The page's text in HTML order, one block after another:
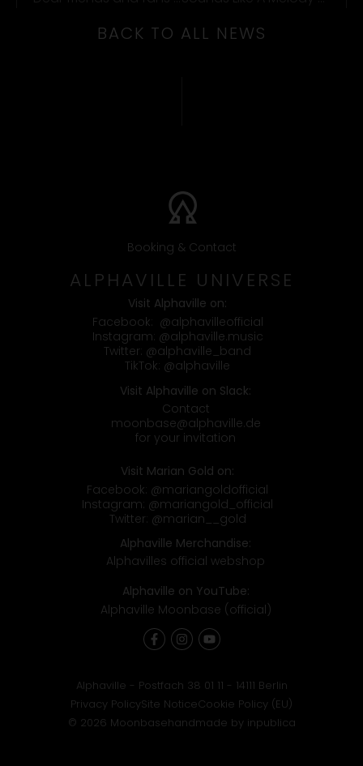
BACK TO ALL NEWS
Booking & Contact
ALPHAVILLE UNIVERSE
Visit Alphaville on:
Facebook: @alphavilleofficial
Instagram: @alphaville.music
Twitter: @alphaville_band
TikTok: @alphaville
Visit Alphaville on Slack:
Contact
moonbase@alphaville.de
for your invitation
Visit Marian Gold on:
Facebook: @mariangoldofficial
Instagram: @mariangold_official
Twitter: @marian__gold
Alphaville Merchandise:
Alphavilles official webshop
Alphaville on YouTube:
Alphaville Moonbase (official)
Alphaville - Postfach 38 01 11 - 14111 Berlin
Privacy PolicySite NoticeCookie Policy (EU)
© 2026 Moonbasehandmade by inpublica